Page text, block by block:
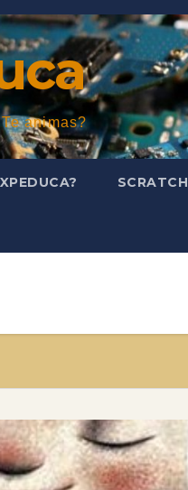
animas?
SCRATCH